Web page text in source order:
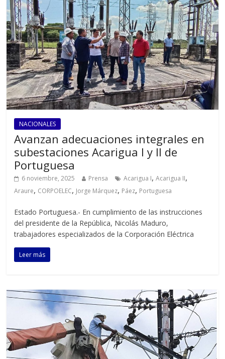
NACIONALES
Avanzan adecuaciones integrales en
subestaciones Acarigua I y II de
Portuguesa
6 noviembre, 2025 Prensa Acarigua I,Acarigua II,
Araure, CORPOELEC, Jorge Márquez, Páez, Portuguesa
Estado Portuguesa.- En cumplimiento de las instrucciones
del presidente de la República, Nicolás Maduro,
trabajadores especializados de la Corporación Eléctrica
Leer más